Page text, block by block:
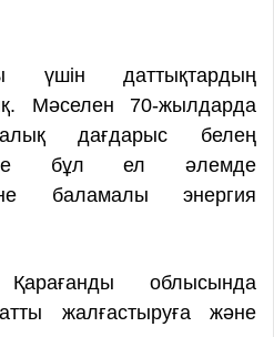
үшін даттықтардың
Мәселен 70-жылдарда
дағдарыс белең
бұл ел әлемде
баламалы энергия
облысында
жалғастыруға және